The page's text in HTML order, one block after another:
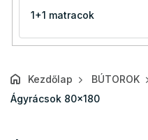
Kezdőlap BÚTOROK
Ágyrácsok 80x180